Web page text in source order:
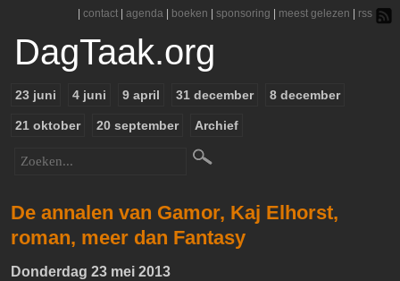
contact agenda boeken sponsoring meest gelezen rss
DagTaak.org
23 juni 4 juni 9 april 31 december 8 december
21 oktober 20 september Archief
De annalen van Gamor, Kaj Elhorst,
roman, meer dan Fantasy
Donderdag 23 mei 2013